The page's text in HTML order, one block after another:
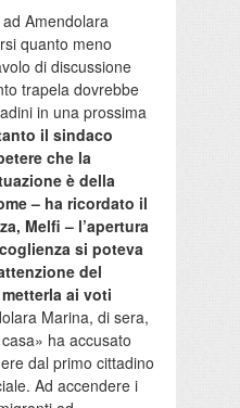
Amendolara
quanto meno
di discussione
trapela dovrebbe
in una prossima
il sindaco
che la
è della
– ha ricordato il
Melfi – l’apertura
si poteva
del
ai voti
Marina, di sera,
ha accusato
dal primo cittadino
Ad accendere i